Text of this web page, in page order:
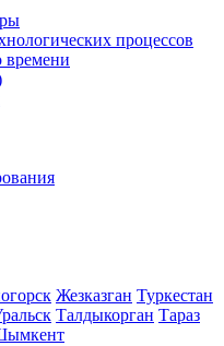
процессов
времени
Жезказган Туркестан
Талдыкорган Тараз